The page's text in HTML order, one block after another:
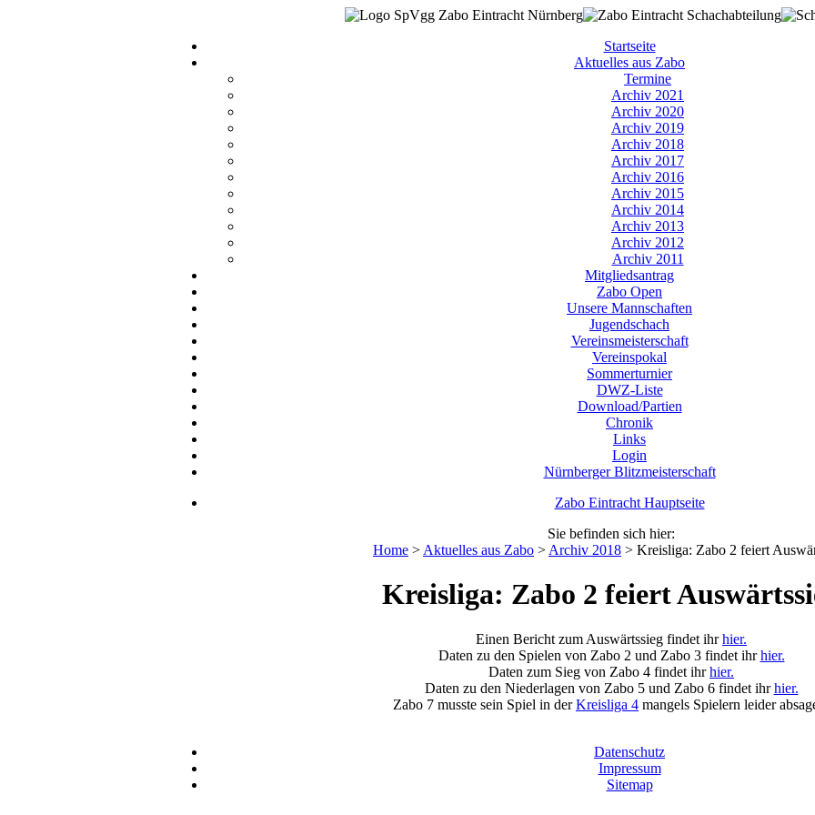
Startseite
Aktuelles aus Zabo
Termine
Archiv 2021
Archiv 2020
Archiv 2019
Archiv 2018
Archiv 2017
Archiv 2016
Archiv 2015
Archiv 2014
Archiv 2013
Archiv 2012
Archiv 2011
Mitgliedsantrag
Zabo Open
Unsere Mannschaften
Jugendschach
Vereinsmeisterschaft
Vereinspokal
Sommerturnier
DWZ-Liste
Download/Partien
Chronik
Links
Login
Nürnberger Blitzmeisterschaft
Zabo Eintracht Hauptseite
Sie befinden sich hier:
Home > Aktuelles aus Zabo > Archiv 2018 > Kreisliga: Zabo 2 feiert
Kreisliga: Zabo 2 feiert
Einen Bericht zum Auswärtssieg findet ihrhier.
Daten zu den Spielen von Zabo 2 und Zabo 3 findet ihrhier.
Daten zum Sieg von Zabo 4 findet ihrhier.
Daten zu den Niederlagen von Zabo 5 und Zabo 6 findet ihrhier.
Zabo 7 musste sein Spiel in derKreisliga 4 mangels Spielern leider
Datenschutz
Impressum
Sitemap